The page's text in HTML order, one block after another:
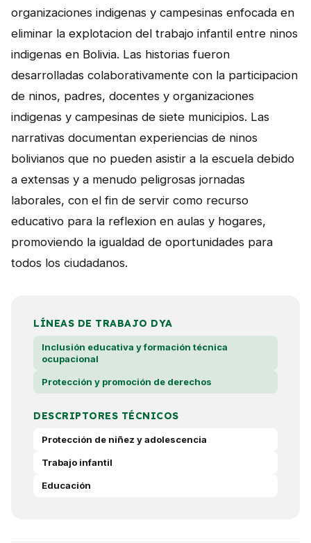
English
organizaciones indigenas y campesinas enfocada en
eliminar la explotacion del trabajo infantil entre ninos
indigenas en Bolivia. Las historias fueron
desarrolladas colaborativamente con la participacion
de ninos, padres, docentes y organizaciones
indigenas y campesinas de siete municipios. Las
narrativas documentan experiencias de ninos
bolivianos que no pueden asistir a la escuela debido
a extensas y a menudo peligrosas jornadas
laborales, con el fin de servir como recurso
educativo para la reflexion en aulas y hogares,
promoviendo la igualdad de oportunidades para
todos los ciudadanos.
LÍNEAS DE TRABAJO DYA
Inclusión educativa y formación técnica
ocupacional
Protección y promoción de derechos
DESCRIPTORES TÉCNICOS
Protección de niñez y adolescencia
Trabajo infantil
Educación